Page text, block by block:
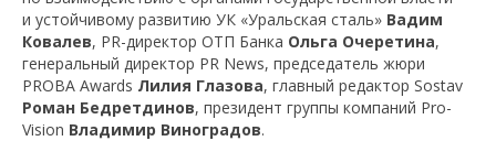
и устойчивому развитию УК «Уральская сталь» Вадим
Ковалев, PR-директор ОТП Банка Ольга Очеретина,
генеральный директор PR News, председатель жюри
PROBA Awards Лилия Глазова, главный редактор Sostav
Роман Бедретдинов, президент группы компаний Pro-
Vision Владимир Виноградов.